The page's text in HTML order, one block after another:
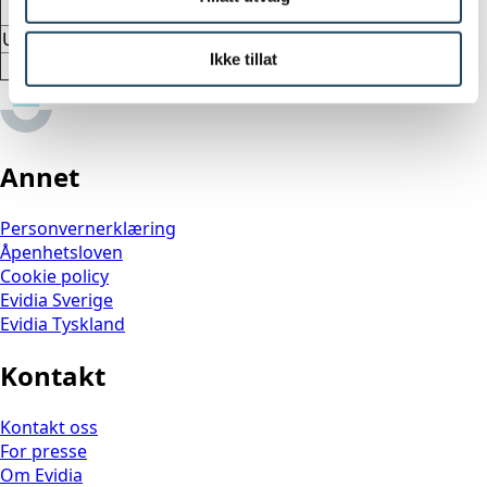
Ikke tillat
Ultralyd
Evidia Bergen
Evidia Stavanger
Annet
Personvernerklæring
Åpenhetsloven
Cookie policy
Evidia Sverige
Evidia Tyskland
Kontakt
Kontakt oss
For presse
Om Evidia